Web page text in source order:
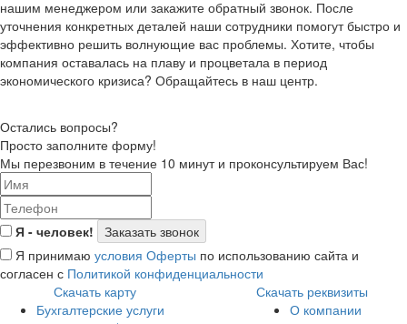
нашим менеджером или закажите обратный звонок. После
уточнения конкретных деталей наши сотрудники помогут быстро и
эффективно решить волнующие вас проблемы. Хотите, чтобы
компания оставалась на плаву и процветала в период
экономического кризиса? Обращайтесь в наш центр.
Остались вопросы?
Просто заполните форму!
Мы перезвоним в течение 10 минут и проконсультируем Вас!
Я - человек!
Я принимаю условия Оферты по использованию сайта и
согласен с Политикой конфиденциальности
Скачать карту
Скачать реквизиты
Бухгалтерские услуги
О компании